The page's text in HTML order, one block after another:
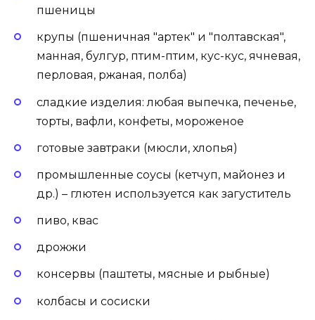
пшеницы
крупы (пшеничная "артек" и "полтавская",
манная, булгур, птим-птим, кус-кус, ячневая,
перловая, ржаная, полба)
сладкие изделия: любая выпечка, печенье,
торты, вафли, конфеты, мороженое
готовые завтраки (мюсли, хлопья)
промышленные соусы (кетчуп, майонез и
др.) – глютен используется как загуститель
пиво, квас
дрожжи
консервы (паштеты, мясные и рыбные)
колбасы и сосиски